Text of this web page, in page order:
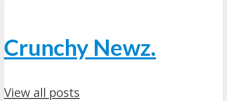
Crunchy Newz.
View all posts